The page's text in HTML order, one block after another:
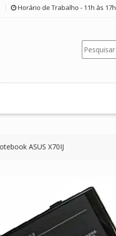
Horário de Trabalho - 11h às 17h
Pesquisar
ASUS X70IJ